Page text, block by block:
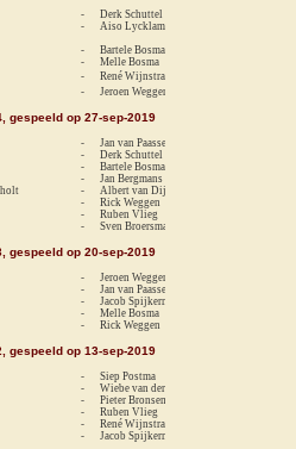
- Derk Schuttel
- Aiso Lycklama à Nijeholt
- Bartele Bosma
- Melle Bosma
- René Wijnstra
- Jeroen Weggen
gespeeld op 27-sep-2019
- Jan van Paassen
- Derk Schuttel
- Bartele Bosma
- Jan Bergmans
- Albert van Dijk
- Rick Weggen
- Ruben Vlieg
- Sven Broersma
gespeeld op 20-sep-2019
- Jeroen Weggen
- Jan van Paassen
- Jacob Spijkerman
- Melle Bosma
- Rick Weggen
gespeeld op 13-sep-2019
- Siep Postma
- Wiebe van der Velde
- Pieter Bronsema
- Ruben Vlieg
- René Wijnstra
- Jacob Spijkerman